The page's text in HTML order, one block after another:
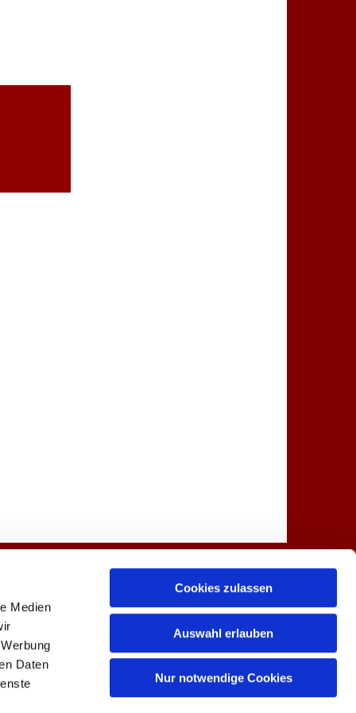
Medien
Daten
Cookies zulassen
Auswahl erlauben
Nur notwendige Cookies
Kontakt
0buero@lindenkirche.de